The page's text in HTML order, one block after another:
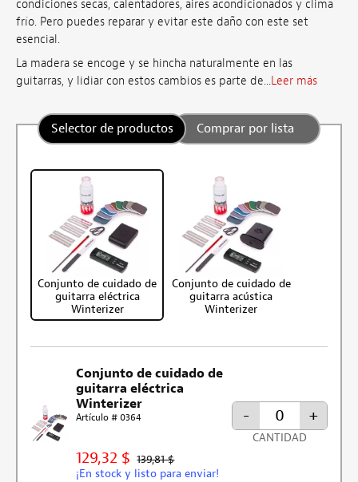
condiciones secas, calentadores, aires acondicionados y clima
frío. Pero puedes reparar y evitar este daño con este set
esencial.
La madera se encoge y se hincha naturalmente en las
guitarras, y lidiar con estos cambios es parte de...Leer más
Selector de productos Comprar por lista
Conjunto de cuidado de
guitarra eléctrica
Winterizer
Conjunto de cuidado de
guitarra acústica
Winterizer
Conjunto de cuidado de
guitarra eléctrica
Winterizer
Artículo # 0364
129,32 $ 139,81 $
¡En stock y listo para enviar!
- +
CANTIDAD